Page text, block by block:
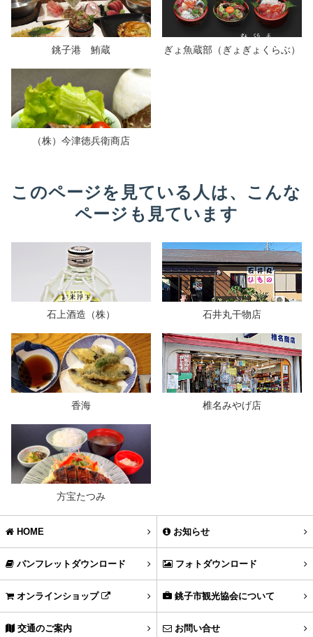
銚子港 鮪蔵 ぎょ魚蔵部（ぎょぎょくらぶ）
（株）今津徳兵衛商店
このページを見ている人は、こんな
ページも見ています
石上酒造（株） 石井丸干物店
香海 椎名みやげ店
方宝たつみ
HOME お知らせ
パンフレットダウンロード フォトダウンロード
オンラインショップ 銚子市観光協会について
交通のご案内 お問い合せ